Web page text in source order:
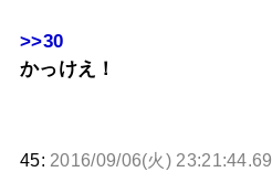
>>30
かっけえ！
45: 2016/09/06(火) 23:21:44.69